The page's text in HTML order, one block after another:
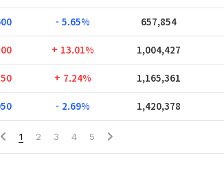
- 5.65% 657,854
+ 13.01% 1,004,427
+ 7.24% 1,165,361
- 2.69% 1,420,378
1 2 3 4 5